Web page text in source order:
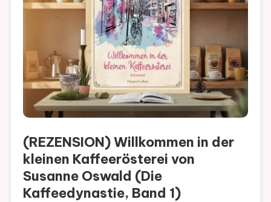
(REZENSION) Willkommen in der
kleinen Kaffeerösterei von
Susanne Oswald (Die
Kaffeedynastie, Band 1)